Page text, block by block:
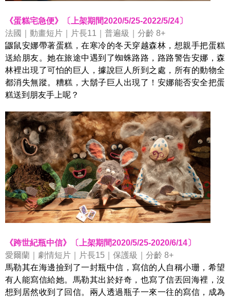
《蛋糕宅急便》〔上架期間2020/5/25-2022/5/24〕
法國｜動畫短片｜片長11｜普遍級｜分齡 8+
鼴鼠安娜帶著蛋糕，在寒冷的冬天穿越森林，想親手把蛋糕
送給朋友。她在旅途中遇到了蜘蛛路路，路路警告安娜，森
林裡出現了可怕的巨人，據說巨人所到之處，所有的動物全
都消失無蹤。糟糕，大鬍子巨人出現了！安娜能否安全把蛋
糕送到朋友手上呢？
《跨世紀瓶中信》〔上架期間2020/5/25-2020/6/14〕
愛爾蘭｜劇情短片｜片長15｜保護級｜分齡 8+
馬勒其在海邊撿到了一封瓶中信，寫信的人自稱小珊，希望
有人能寫信給她。馬勒其出於好奇，也寫了信丟回海裡，沒
想到居然收到了回信。兩人透過瓶子一來一往的寫信，成為